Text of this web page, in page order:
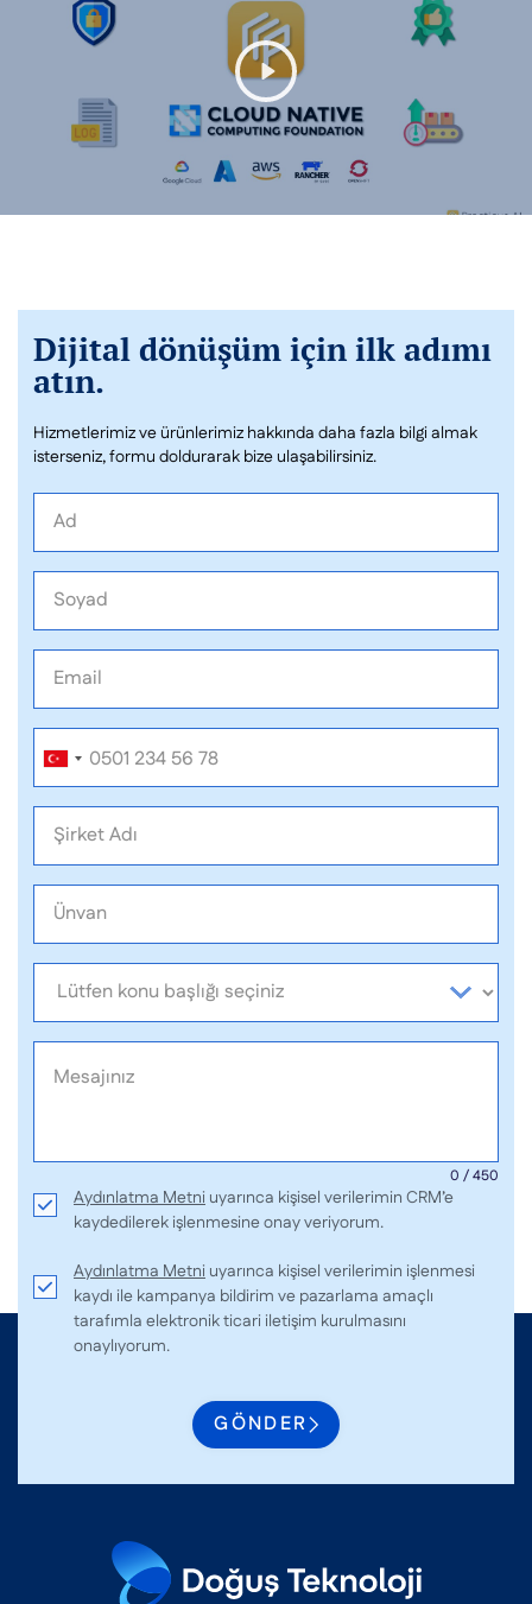
Unmute
Play
Dijital dönüşüm için ilk adımı
atın.
Hizmetlerimiz ve ürünlerimiz hakkında daha fazla bilgi almak
isterseniz, formu doldurarak bize ulaşabilirsiniz.
0 / 450
Aydınlatma Metni uyarınca kişisel verilerimin CRM’e
kaydedilerek işlenmesine onay veriyorum.
Aydınlatma Metni uyarınca kişisel verilerimin işlenmesi
kaydı ile kampanya bildirim ve pazarlama amaçlı
tarafımla elektronik ticari iletişim kurulmasını
onaylıyorum.
GÖNDER